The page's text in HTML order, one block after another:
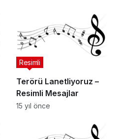
Terörü Lanetliyoruz –
Resimli Mesajlar
Resimli
15 yıl önce